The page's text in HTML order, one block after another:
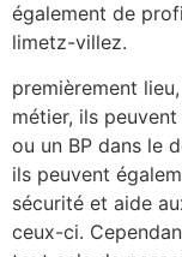
également de
limetz-villez.
premièrement
métier, ils
ou un BP dans le
ils peuvent
sécurité et aide
ceux-ci.